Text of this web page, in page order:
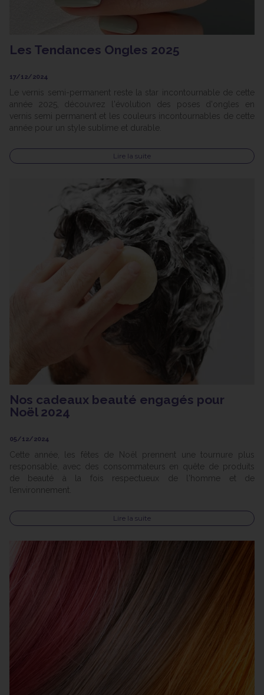
Les Tendances Ongles 2025
17/12/2024
Le vernis semi-permanent reste la star incontournable de cette
année 2025, découvrez l'évolution des poses d'ongles en
vernis semi permanent et les couleurs incontournables de cette
année pour un style sublime et durable.
Lire la suite
Nos cadeaux beauté engagés pour
Noël 2024
05/12/2024
Cette année, les fêtes de Noël prennent une tournure plus
responsable, avec des consommateurs en quête de produits
de beauté à la fois respectueux de l'homme et de
l’environnement.
Lire la suite